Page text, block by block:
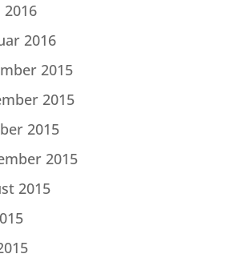
2016
2016
2015
2015
2015
2015
2015